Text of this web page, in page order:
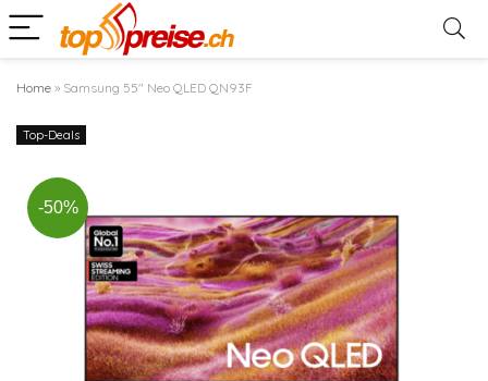
Home » Samsung 55″ Neo QLED QN93F
Top-Deals
-50%